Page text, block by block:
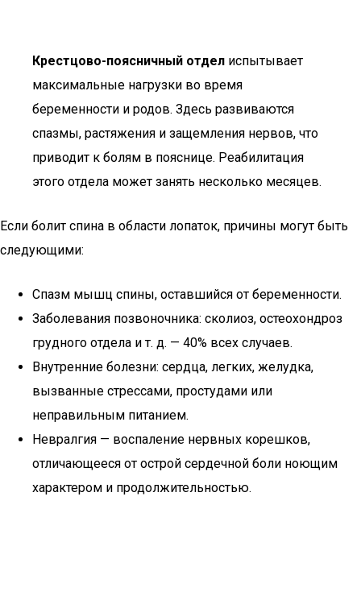
Крестцово-поясничный отдел испытывает
максимальные нагрузки во время
беременности и родов. Здесь развиваются
спазмы, растяжения и защемления нервов, что
приводит к болям в пояснице. Реабилитация
этого отдела может занять несколько месяцев.
Если болит спина в области лопаток, причины могут быть
следующими:
Спазм мышц спины, оставшийся от беременности.
Заболевания позвоночника: сколиоз, остеохондроз
грудного отдела и т. д. — 40% всех случаев.
Внутренние болезни: сердца, легких, желудка,
вызванные стрессами, простудами или
неправильным питанием.
Невралгия — воспаление нервных корешков,
отличающееся от острой сердечной боли ноющим
характером и продолжительностью.